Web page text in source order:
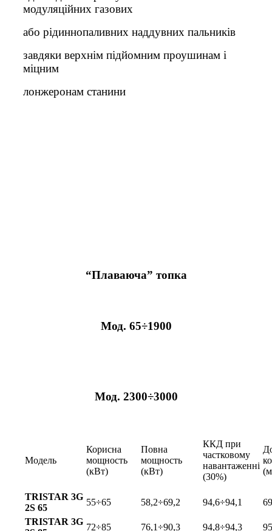
модуляційних газових
або рідиннопаливних наддувних пальників
завдяки верхнім підйомним проушинам і
міцним
лонжеронам станини
“Плаваюча” топка
Мод. 65÷1900
Мод. 2300÷3000
Модель
Корисна
мощность
(кВт)
Повна
мощность
(кВт)
ККД при
частковому
навантаженні
(30%)
TRISTAR 3G
2S 65
55÷65 58,2÷69,2 94,6÷94,1
TRISTAR 3G
72÷85 76,1÷90,3 94,8÷94,3